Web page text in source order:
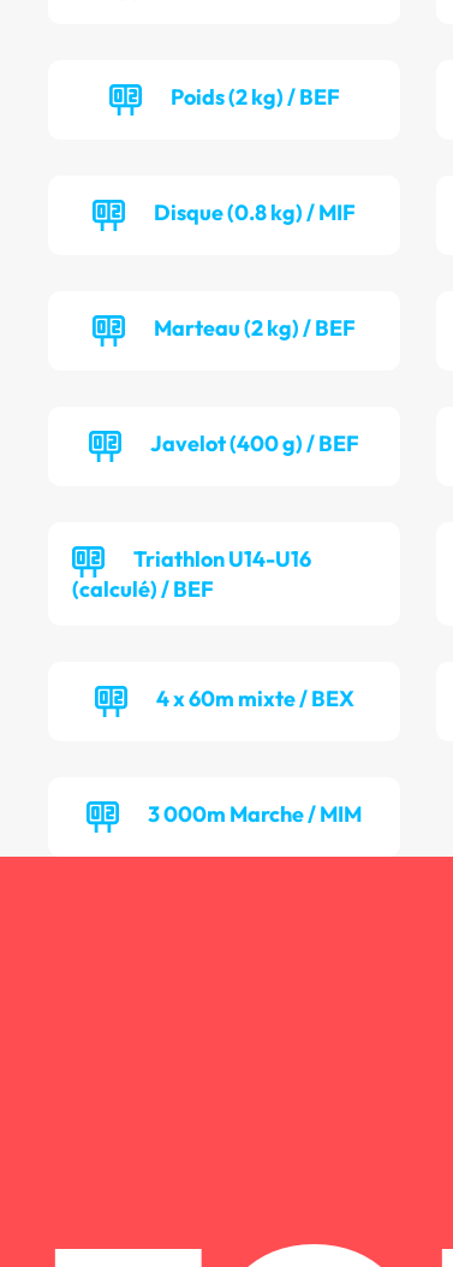
Poids (2 kg) / BEF
Disque (0.8 kg) / MIF
Marteau (2 kg) / BEF
Javelot (400 g) / BEF
Triathlon U14-U16
(calculé) / BEF
4 x 60m mixte / BEX
3 000m Marche / MIM